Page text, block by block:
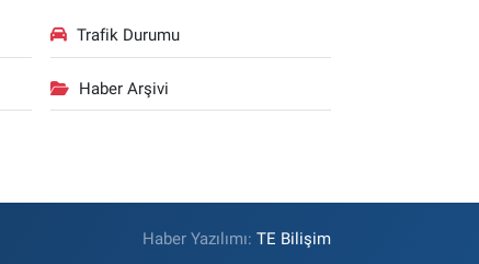
Trafik Durumu
Haber Arşivi
Haber Yazılımı:TE Bilişim